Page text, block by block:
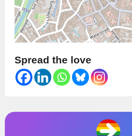
Spread the love